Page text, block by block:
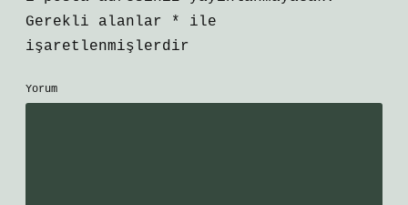
Gerekli alanlar
*
ile
işaretlenmişlerdir
Yorum